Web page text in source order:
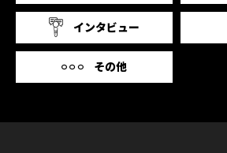
インタビュー
その他